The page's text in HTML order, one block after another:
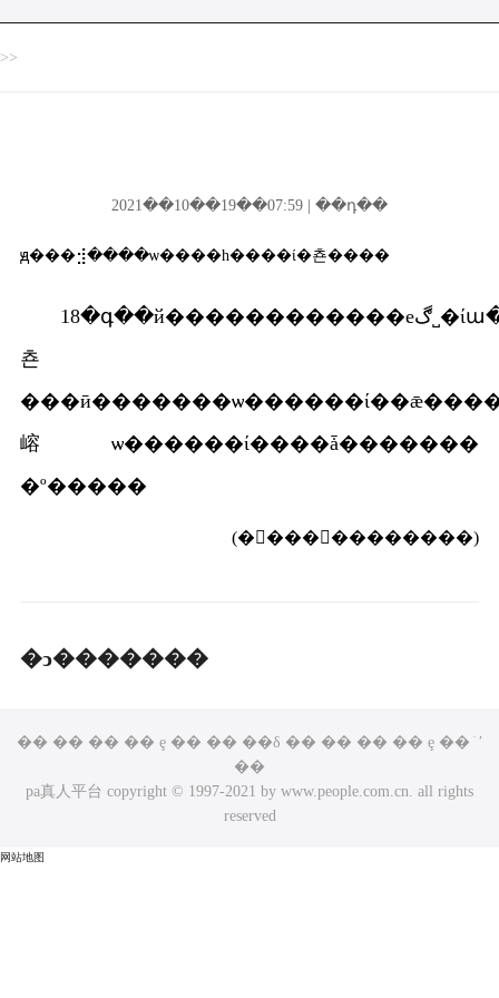
>>
2021��10��19��07:59 | ��դ��
ԭ���⣺����ѡ����һ����ί�쵼����
18�գ��й������������еڰ˽�ίա���һ��ȫ������ٿ�������ѡ�ٲ�������һ����ί�
쵼
嵱ѡ������ί����ǡ�������
�º�����
(��ࣺ���ۡ�������)
�ͻ�������
�� �� �� �� ȩ �� �� ��δ �� �� �� �� ȩ �� ֹ ʹ
��
pa真人平台 copyright © 1997-2021 by www.people.com.cn. all rights
reserved
网站地图